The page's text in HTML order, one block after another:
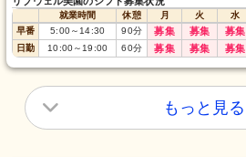
就業時間 休憩 月 火 水
早番
5:00～ 14:30 90分 募集 募集 募集
日勤 10:00～ 19:00 60分 募集 募集 募集
もっと見る